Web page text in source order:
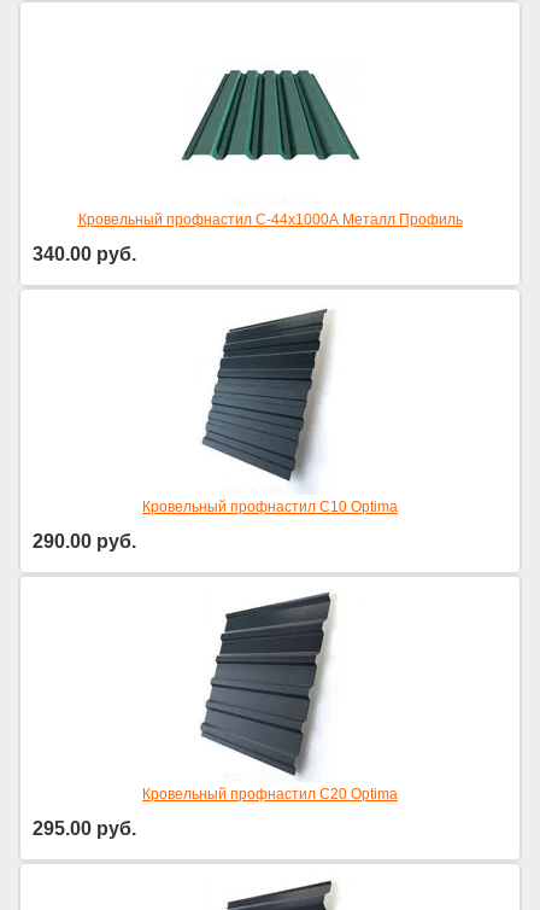
Кровельный профнастил С-44х1000А Металл Профиль
340.00 руб.
Кровельный профнастил С10 Optima
290.00 руб.
Кровельный профнастил С20 Optima
295.00 руб.